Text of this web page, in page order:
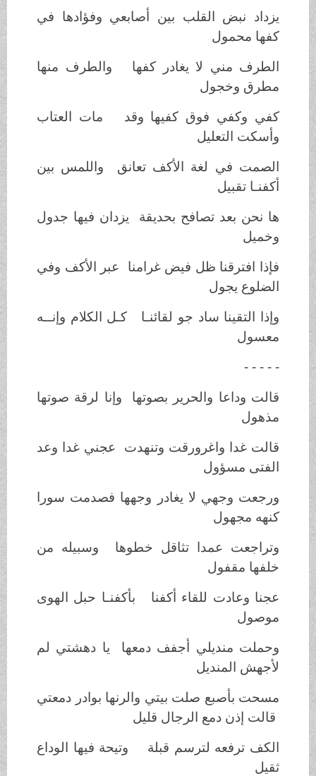
يزداد نبض القلب بين أصابعي وفؤادها في
كفها محمول
الطرف مني لا يغادر كفها والطرف منها
مطرق وخجول
كفي وكفي فوق كفيها وقد مات العتاب
وأسكت التعليل
الصمت في لغة الأكف تعانق واللمس بين
أكفنـا تقبيل
ها نحن بعد تصافح بحديقة يزدان فيها جدول
وخميل
فإذا افترقنا ظل فيض غرامنا عبر الأكف وفي
الضلوع يجول
وإذا التقينا ساد جو لقائنـا كـل الكلام وإنــه
معسول
- - - - -
قالت وداعا والحرير بصوتها وإنا لرقة صوتها
مذهول
قالت غدا واغرورقت وتنهدت عجني غدا وعد
الفتى مسؤول
ورجعت وجهي لا يغادر وجهها فصدمت سورا
كنهه مجهول
وتراجعت عمدا تثاقل خطوها وسبيله من
خلفها مقفول
عجنا وعادت للقاء أكفنا بأكفنـا حبل الهوى
موصول
وحملت منديلي أجفف دمعها يا دهشتي لم
لأجهش المنديل
مسحت بأصبع صلت بيتي والرنها بوادر دمعتي
قالت إذن دمع الرجال قليل
الكف ترفعه لترسم قبلة وتيحة فيها الوداع
ثقيل